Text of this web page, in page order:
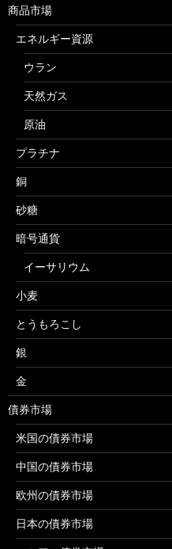
商品市場
エネルギー資源
ウラン
天然ガス
原油
プラチナ
銅
砂糖
暗号通貨
イーサリウム
小麦
とうもろこし
銀
金
債券市場
米国の債券市場
中国の債券市場
欧州の債券市場
日本の債券市場